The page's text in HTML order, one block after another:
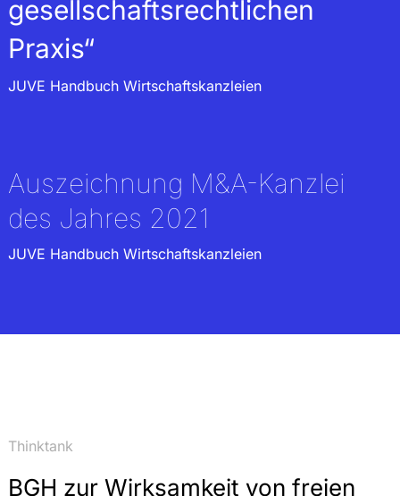
gesellschaftsrechtlichen
Praxis“
JUVE Handbuch Wirtschaftskanzleien
Auszeichnung M&A-Kanzlei
des Jahres 2021
JUVE Handbuch Wirtschaftskanzleien
Thinktank
BGH zur Wirksamkeit von freien